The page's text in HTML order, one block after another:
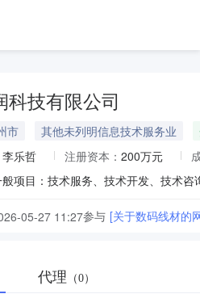
科技有限公司
市 其他未列明信息技术服务业
李乐哲 注册资本： 200万元
05-27 11:27参与 [关于数码线材的
代理 （0）